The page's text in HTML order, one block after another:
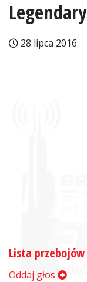
Legendary
28 lipca 2016
Lista przebojów
Oddaj głos